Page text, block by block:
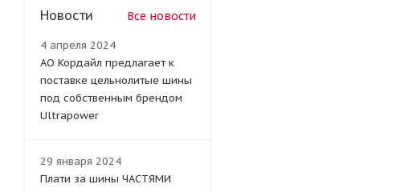
Новости Все новости
4 апреля 2024
АО Кордайл предлагает к
поставке цельнолитые шины
под собственным брендом
Ultrapower
29 января 2024
Плати за шины ЧАСТЯМИ